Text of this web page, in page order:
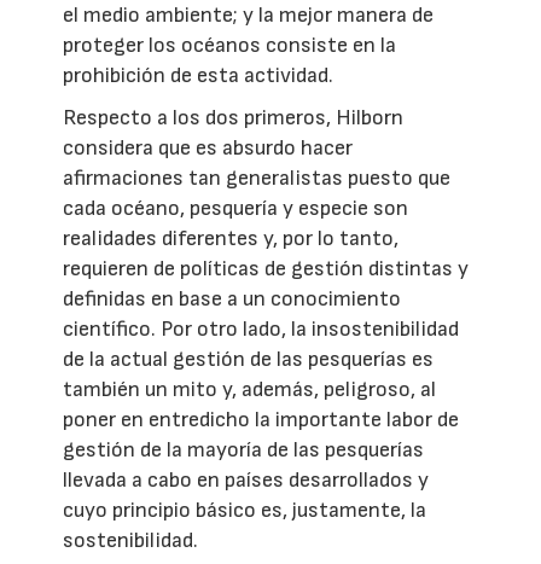
el medio ambiente; y la mejor manera de
proteger los océanos consiste en la
prohibición de esta actividad.
Respecto a los dos primeros, Hilborn
considera que es absurdo hacer
afirmaciones tan generalistas puesto que
cada océano, pesquería y especie son
realidades diferentes y, por lo tanto,
requieren de políticas de gestión distintas y
definidas en base a un conocimiento
científico. Por otro lado, la insostenibilidad
de la actual gestión de las pesquerías es
también un mito y, además, peligroso, al
poner en entredicho la importante labor de
gestión de la mayoría de las pesquerías
llevada a cabo en países desarrollados y
cuyo principio básico es, justamente, la
sostenibilidad.